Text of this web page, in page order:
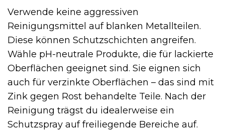
Verwende keine aggressiven
Reinigungsmittel auf blanken Metallteilen.
Diese können Schutzschichten angreifen.
Wähle pH-neutrale Produkte, die für lackierte
Oberflächen geeignet sind. Sie eignen sich
auch für verzinkte Oberflächen – das sind mit
Zink gegen Rost behandelte Teile. Nach der
Reinigung trägst du idealerweise ein
Schutzspray auf freiliegende Bereiche auf.